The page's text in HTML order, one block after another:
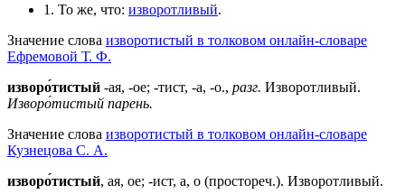
1. То же, что: изворотливый.
Значение слова изворотистый в толковом онлайн-словаре
Ефремовой Т. Ф.
изворо́тистый -ая, -ое; -тист, -а, -о., разг. Изворотливый.
Изворо́тистый парень.
Значение слова изворотистый в толковом онлайн-словаре
Кузнецова С. А.
изворо́тистый, ая, ое; -ист, а, о (простореч.). Изворотливый.